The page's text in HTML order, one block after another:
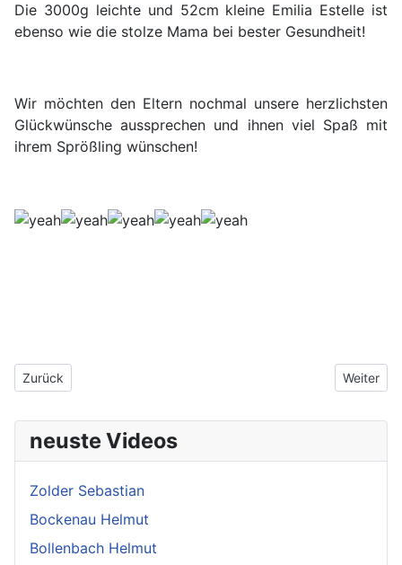
Die 3000g leichte und 52cm kleine Emilia Estelle ist
ebenso wie die stolze Mama bei bester Gesundheit!
Wir möchten den Eltern nochmal unsere herzlichsten
Glückwünsche aussprechen und ihnen viel Spaß mit
ihrem Sprößling wünschen!
Vorheriger Beitrag: 2014 Frohes neues Jahr
Zurück Nächster
Weiter
neuste Videos
Zolder Sebastian
Bockenau Helmut
Bollenbach Helmut